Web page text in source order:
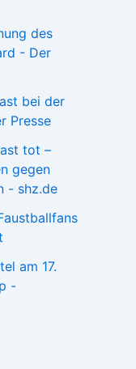
des
- Der
bei der
Presse
tot –
gegen
- shz.de
am 17.
-